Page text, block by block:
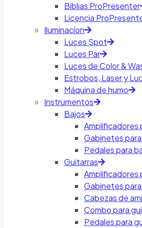
Biblias ProPresenter
Licencia
Iluminacíon
Luces Spot
Luces Par
Luces de Color &
Estrobos, Laser y
Máquina de humo
Instrumentos
Bajos
Amplificadores
Gabinetes
Pedales para
Guitarras
Amplificadores
Gabinetes
Cabezas de
Combo para
Pedales para